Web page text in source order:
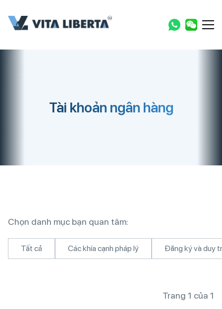
Tài khoản ngân hàng
Chọn danh mục bạn quan tâm:
Tất cả Các khía cạnh pháp lý Đăng ký và duy
Trang 1 của 1